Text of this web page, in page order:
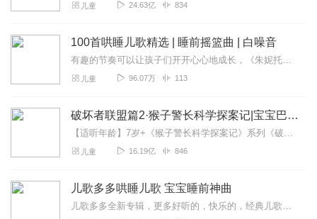
儿童 24.63亿 834
100首哄睡儿歌精选 | 睡前摇篮曲 | 白噪音
有趣的节奏可以让孩子们开开心心地成长，《朱妮托尼儿歌》让孩子们在最新的节奏里面用最轻松的方式认识世界的美好，听儿歌、唱儿歌、跳跳舞，轻松掌握生活中的好习惯、颜色...
儿童 96.07万 113
破坏者联盟篇2·猴子警长科学探案记|宝宝巴士故事
【适听年龄】7岁+《猴子警长科学探案记》系列《破坏者联盟篇1·猴子警长科学探案记》>>>《破坏者联盟篇2·猴子警长科学探案记》>>>《破坏者联盟篇3·猴子警长科...
儿童 16.19亿 846
儿歌多多哄睡儿歌 宝宝睡前神曲
儿歌多多全新专辑，更多好听的，快乐的，经典儿歌大放送，跟着多多一起听快乐儿歌，陪伴宝宝过快乐童年~